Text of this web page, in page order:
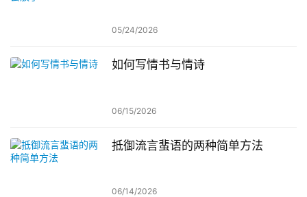
05/24/2026
如何写情书与情诗
06/15/2026
抵御流言蜚语的两种简单方法
06/14/2026